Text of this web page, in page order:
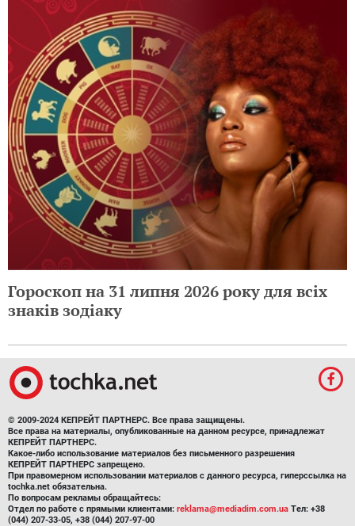
Гороскоп на 31 липня 2026 року для всіх
знаків зодіаку
© 2009-2024 КЕПРЕЙТ ПАРТНЕРС. Все права защищены.
Все права на материалы, опубликованные на данном ресурсе, принадлежат
КЕПРЕЙТ ПАРТНЕРС.
Какое-либо использование материалов без письменного разрешения
КЕПРЕЙТ ПАРТНЕРС запрещено.
При правомерном использовании материалов с данного ресурса, гиперссылка на
tochka.net обязательна.
По вопросам рекламы обращайтесь:
Отдел по работе с прямыми клиентами: reklama@mediadim.com.ua Тел: +38
(044) 207-33-05, +38 (044) 207-97-00